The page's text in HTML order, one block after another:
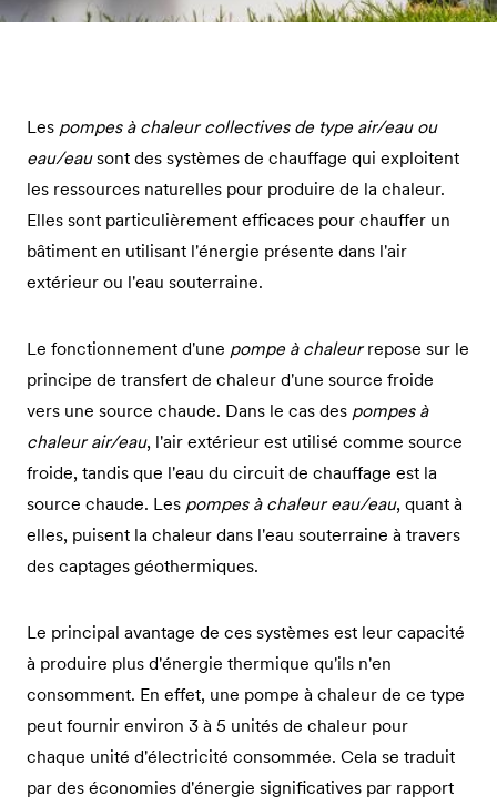
Les pompes à chaleur collectives de type air/eau ou
eau/eausont des systèmes de chauffage qui exploitent
les ressources naturelles pour produire de la chaleur.
Elles sont particulièrement efficaces pour chauffer un
bâtiment en utilisant l'énergie présente dans l'air
extérieur ou l'eau souterraine.
Le fonctionnement d'une pompe à chaleurrepose sur le
principe de transfert de chaleur d'une source froide
vers une source chaude. Dans le cas des pompes à
chaleur air/eau, l'air extérieur est utilisé comme source
froide, tandis que l'eau du circuit de chauffage est la
source chaude. Les pompes à chaleur eau/eau, quant à
elles, puisent la chaleur dans l'eau souterraine à travers
des captages géothermiques.
Le principal avantage de ces systèmes est leur capacité
à produire plus d'énergie thermique qu'ils n'en
consomment. En effet, une pompe à chaleur de ce type
peut fournir environ 3 à 5 unités de chaleur pour
chaque unité d'électricité consommée. Cela se traduit
par des économies d'énergie significatives par rapport